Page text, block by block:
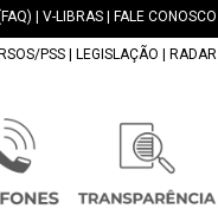
V-LIBRAS FALE CONOSCO
PSS LEGISLAÇÃO RADAR